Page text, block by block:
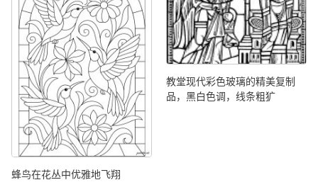
蜂鸟在花丛中优雅地飞翔
教堂现代彩色玻璃的精美复制
品，黑白色调，线条粗犷